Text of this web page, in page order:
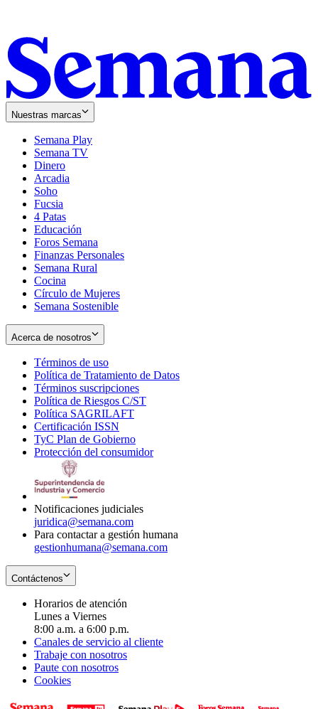
Nuestras marcas
Semana Play
Semana TV
Dinero
Arcadia
Soho
in
new
window
Fucsia
in
new
window
4 Patas
Educación
Foros Semana
Finanzas Personales
Semana Rural
Cocina
Círculo de Mujeres
Semana Sostenible
Acerca de nosotros
Términos de uso
in
new
window
Política de Tratamiento de Datos
Términos suscripciones
in
Política de Riesgos C/ST
Política SAGRILAFT
new
window
Certificación ISSN
in
new
TyC Plan de Gobierno
in
Protección del consumidorOpens
Notificaciones judiciales
juridica@semana.com
Para contactar a gestión humana
gestionhumana@semana.com
Contáctenos
Horarios de atención
Lunes a Viernes
8:00 a.m. a 6:00 p.m.
Canales de servicio al cliente
Trabaje con nosotros
Paute con nosotros
Cookies